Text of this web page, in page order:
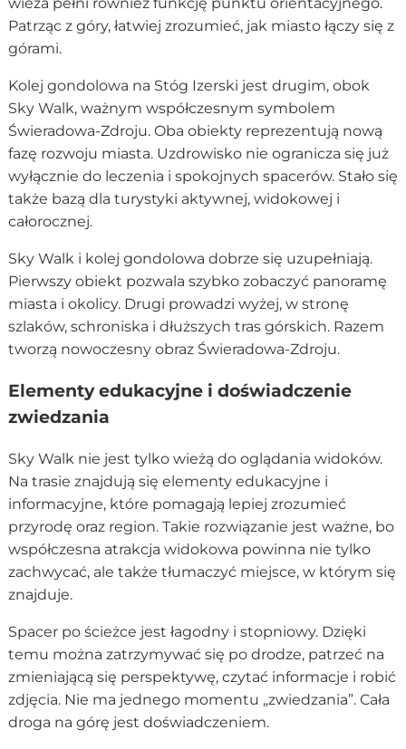
Patrząc z góry, łatwiej zrozumieć, jak miasto łączy się z
górami.
Kolej gondolowa na Stóg Izerski jest drugim, obok
Sky Walk, ważnym współczesnym symbolem
Świeradowa-Zdroju. Oba obiekty reprezentują nową
fazę rozwoju miasta. Uzdrowisko nie ogranicza się już
wyłącznie do leczenia i spokojnych spacerów. Stało się
także bazą dla turystyki aktywnej, widokowej i
całorocznej.
Sky Walk i kolej gondolowa dobrze się uzupełniają.
Pierwszy obiekt pozwala szybko zobaczyć panoramę
miasta i okolicy. Drugi prowadzi wyżej, w stronę
szlaków, schroniska i dłuższych tras górskich. Razem
tworzą nowoczesny obraz Świeradowa-Zdroju.
Elementy edukacyjne i doświadczenie
zwiedzania
Sky Walk nie jest tylko wieżą do oglądania widoków.
Na trasie znajdują się elementy edukacyjne i
informacyjne, które pomagają lepiej zrozumieć
przyrodę oraz region. Takie rozwiązanie jest ważne, bo
współczesna atrakcja widokowa powinna nie tylko
zachwycać, ale także tłumaczyć miejsce, w którym się
znajduje.
Spacer po ścieżce jest łagodny i stopniowy. Dzięki
temu można zatrzymywać się po drodze, patrzeć na
zmieniającą się perspektywę, czytać informacje i robić
zdjęcia. Nie ma jednego momentu „zwiedzania”. Cała
droga na górę jest doświadczeniem.